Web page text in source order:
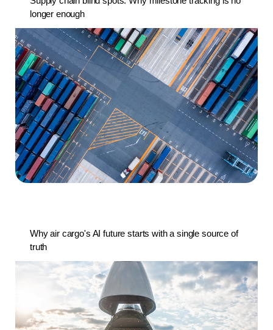
longer enough
Why air cargo's AI future starts with a single source of
truth